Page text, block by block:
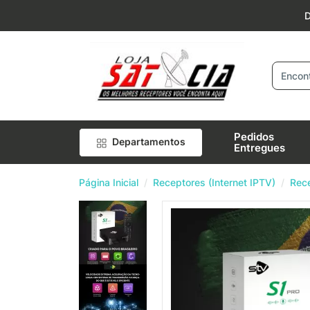
Departamentos
Pedidos
Entregues
Página Inicial Receptores (Internet IPTV)